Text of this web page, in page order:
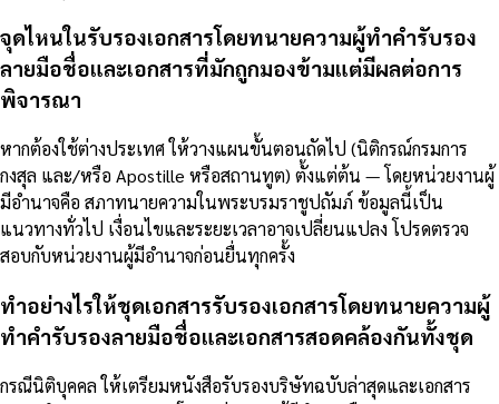
จุดไหนในรับรองเอกสารโดยทนายความผู้ทำคำรับรอง
ลายมือชื่อและเอกสารที่มักถูกมองข้ามแต่มีผลต่อการ
พิจารณา
หากต้องใช้ต่างประเทศ ให้วางแผนขั้นตอนถัดไป (นิติกรณ์กรมการ
กงสุล และ/หรือ Apostille หรือสถานทูต) ตั้งแต่ต้น — โดยหน่วยงานผู้
มีอำนาจคือ สภาทนายความในพระบรมราชูปถัมภ์ ข้อมูลนี้เป็น
แนวทางทั่วไป เงื่อนไขและระยะเวลาอาจเปลี่ยนแปลง โปรดตรวจ
สอบกับหน่วยงานผู้มีอำนาจก่อนยื่นทุกครั้ง
ทำอย่างไรให้ชุดเอกสารรับรองเอกสารโดยทนายความผู้
ทำคำรับรองลายมือชื่อและเอกสารสอดคล้องกันทั้งชุด
กรณีนิติบุคคล ให้เตรียมหนังสือรับรองบริษัทฉบับล่าสุดและเอกสาร